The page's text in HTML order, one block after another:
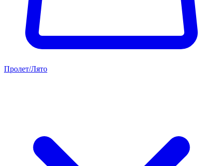
Пролет/Лято